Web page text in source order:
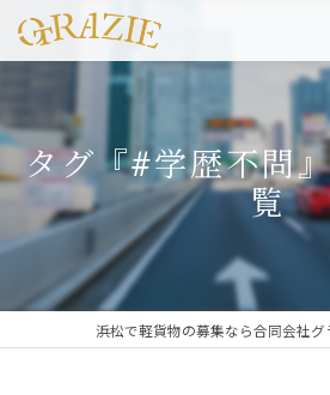
タグ『#学歴不問
覧
浜松で軽貨物の募集なら合同会社グ